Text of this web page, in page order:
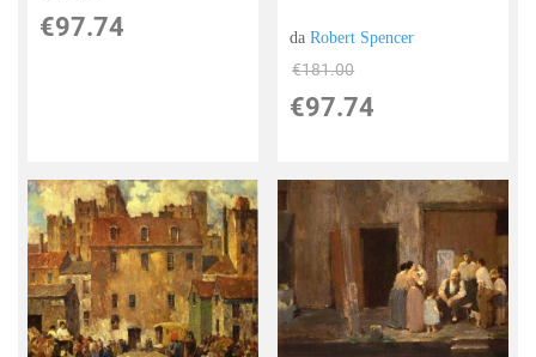
€97.74 daRobert Spencer
€181.00
€97.74